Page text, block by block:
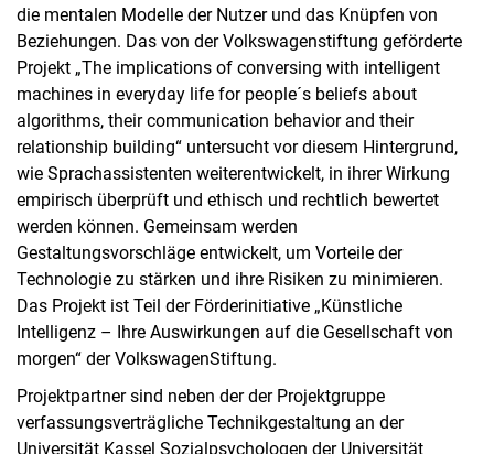
die mentalen Modelle der Nutzer und das Knüpfen von
Beziehungen. Das von der Volkswagenstiftung geförderte
Projekt „The implications of conversing with intelligent
machines in everyday life for people´s beliefs about
algorithms, their communication behavior and their
relationship building“ untersucht vor diesem Hintergrund,
wie Sprachassistenten weiterentwickelt, in ihrer Wirkung
empirisch überprüft und ethisch und rechtlich bewertet
werden können. Gemeinsam werden
Gestaltungsvorschläge entwickelt, um Vorteile der
Technologie zu stärken und ihre Risiken zu minimieren.
Das Projekt ist Teil der Förderinitiative „Künstliche
Intelligenz – Ihre Auswirkungen auf die Gesellschaft von
morgen“ der VolkswagenStiftung.
Projektpartner sind neben der der Projektgruppe
verfassungsverträgliche Technikgestaltung an der
Universität Kassel Sozialpsychologen der Universität